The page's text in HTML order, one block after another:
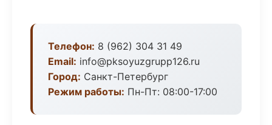
Телефон: 8 (962) 304 31 49
Email: info@pksoyuzgrupp126.ru
Город: Санкт-Петербург
Режим работы: Пн-Пт: 08:00-17:00